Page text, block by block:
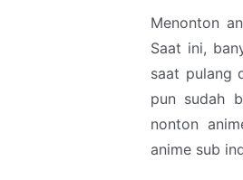
Menonton
Saat ini,
saat pulang
pun sudah
nonton
anime sub